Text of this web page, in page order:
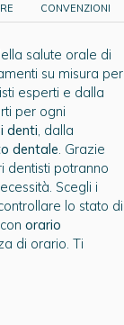
CONVENZIONI
salute orale di
su misura per
esperti e dalla
per ogni
denti , dalla
dentale . Grazie
dentisti potranno
Scegli i
lo stato di
orario
di orario. Ti